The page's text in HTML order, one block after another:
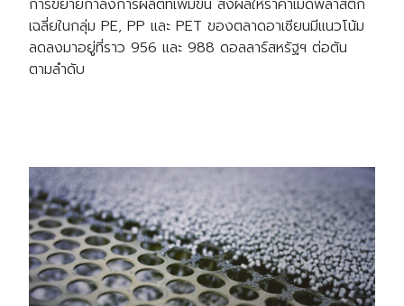
การขยายกำลังการผลิตที่เพิ่มขึ้น ส่งผลให้ราคาเม็ดพลาสติก
เฉลี่ยในกลุ่ม PE, PP และ PET ของตลาดอาเซียนมีแนวโน้ม
ลดลงมาอยู่ที่ราว 956 และ 988 ดอลลาร์สหรัฐฯ ต่อตัน
ตามลำดับ